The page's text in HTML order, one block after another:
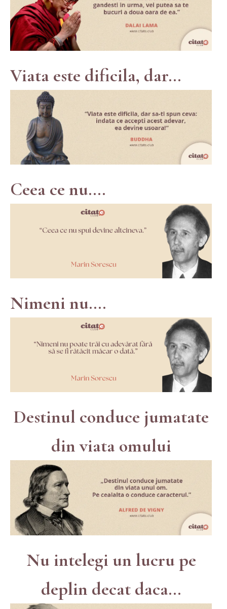
Viata este dificila, dar...
Ceea ce nu....
Nimeni nu....
Destinul conduce jumatate
din viata omului
Nu intelegi un lucru pe
deplin decat daca...